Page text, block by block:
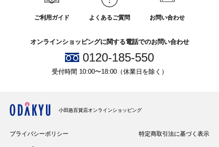
ご利用ガイド よくあるご質問 お問い合わせ
オンラインショッピングに関する電話でのお問い合わせ
0120-185-550
受付時間 10:00〜18:00（休業日を除く）
小田急百貨店オンラインショッピング
プライバシーポリシー 特定商取引法に基づく表示